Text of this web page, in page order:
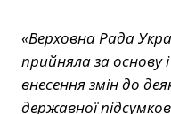
«Верховна Рада
прийняла за основу
внесення змін до
державної